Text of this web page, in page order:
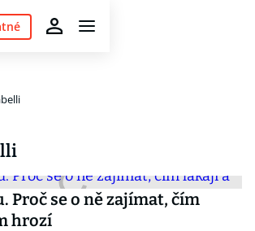
Proč se o ně zajímat, čím
hrozí